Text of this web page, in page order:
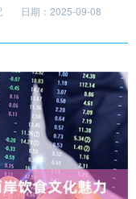
日期：2025-09-08